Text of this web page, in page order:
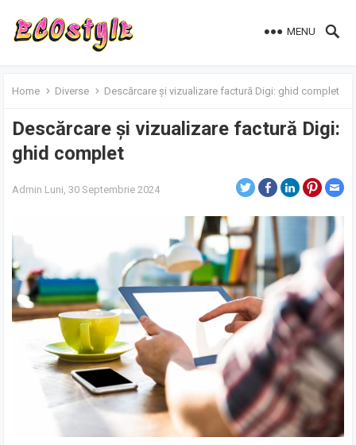
MENU
Home Diverse Descărcare și vizualizare factură Digi: ghid complet
Descărcare și vizualizare factură Digi:
ghid complet
Admin Luni, 30 Septembrie 2024